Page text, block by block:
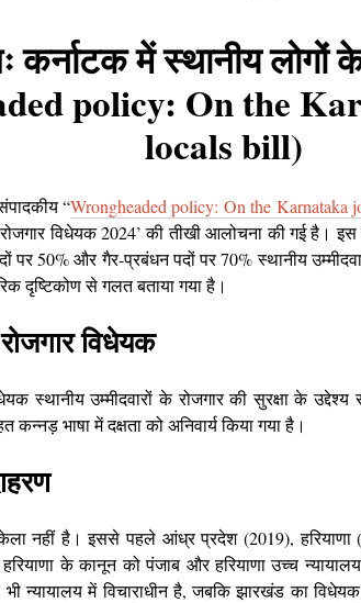
कर्नाटक में स्थानीय
policy: On the
locals bill)
“Wrongheaded policy: On the Karnataka
रोजगार विधेयक 2024’ की तीखी आलोचना की गई है।
पर 50% और गैर-प्रबंधन पदों पर 70% स्थानीय
दृष्टिकोण से गलत बताया गया है।
विधेयक
स्थानीय उम्मीदवारों के रोजगार की सुरक्षा के
कन्नड़ भाषा में दक्षता को अनिवार्य किया गया है।
नहीं है। इससे पहले आंध्र प्रदेश (2019),
के कानून को पंजाब और हरियाणा उच्च
न्यायालय में विचाराधीन है, जबकि झारखंड का